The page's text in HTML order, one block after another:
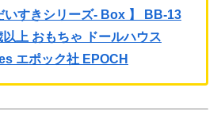
いすきシリーズ- Box 】 BB-13
上 おもちゃ ドールハウス
エポック社 EPOCH